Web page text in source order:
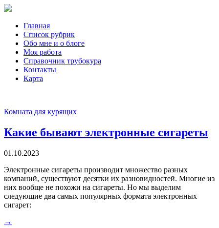
Главная
Список рубрик
Обо мне и о блоге
Моя работа
Справочник трубокура
Контакты
Карта
Комната для курящих
Какие бывают электронные сигареты
01.10.2023
Электронные сигареты производит множество разных
компаний, существуют десятки их разновидностей. Многие из
них вообще не похожи на сигареты. Но мы выделим
следующие два самых популярных формата электронных
сигарет:
→